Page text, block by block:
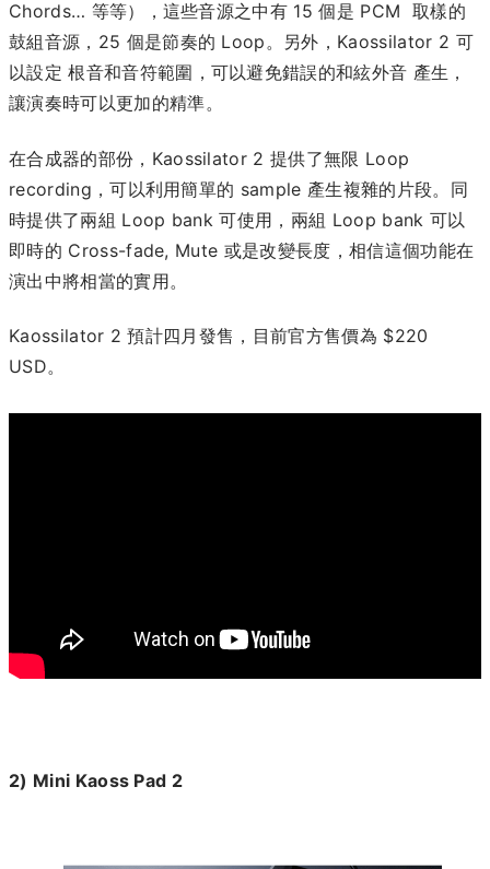
Chords… 等等），這些音源之中有 15 個是 PCM 取樣的
鼓組音源，25 個是節奏的 Loop。另外，Kaossilator 2 可
以設定 根音和音符範圍，可以避免錯誤的和絃外音 產生，
讓演奏時可以更加的精準。
在合成器的部份，Kaossilator 2 提供了無限 Loop
recording，可以利用簡單的 sample 產生複雜的片段。同
時提供了兩組 Loop bank 可使用，兩組 Loop bank 可以
即時的 Cross-fade, Mute 或是改變長度，相信這個功能在
演出中將相當的實用。
Kaossilator 2 預計四月發售，目前官方售價為 $220
USD。
2) Mini Kaoss Pad 2